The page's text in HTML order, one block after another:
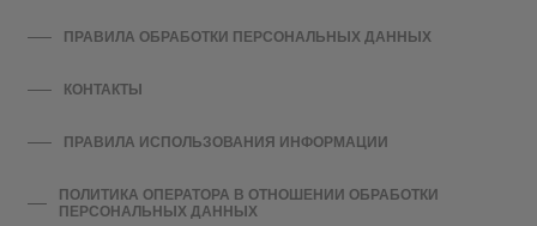
ПРАВИЛА ОБРАБОТКИ ПЕРСОНАЛЬНЫХ ДАННЫХ
КОНТАКТЫ
ПРАВИЛА ИСПОЛЬЗОВАНИЯ ИНФОРМАЦИИ
ПОЛИТИКА ОПЕРАТОРА В ОТНОШЕНИИ ОБРАБОТКИ
ПЕРСОНАЛЬНЫХ ДАННЫХ